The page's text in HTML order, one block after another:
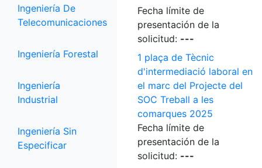
Ingeniería De
Telecomunicaciones
Ingeniería Forestal
Ingeniería
Industrial
Ingeniería Sin
Especificar
Fecha límite de
presentación de la
solicitud: ---
1 plaça de Tècnic
d'intermediació laboral en
el marc del Projecte del
SOC Treball a les
comarques 2025
Fecha límite de
presentación de la
solicitud: ---